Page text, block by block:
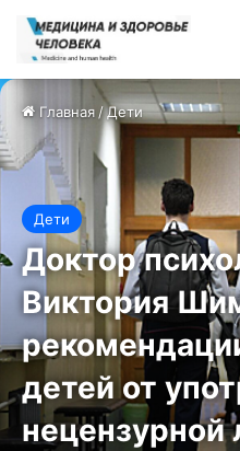
Главная/Дети
Дети
Доктор
Виктория
детей от
нецензурной